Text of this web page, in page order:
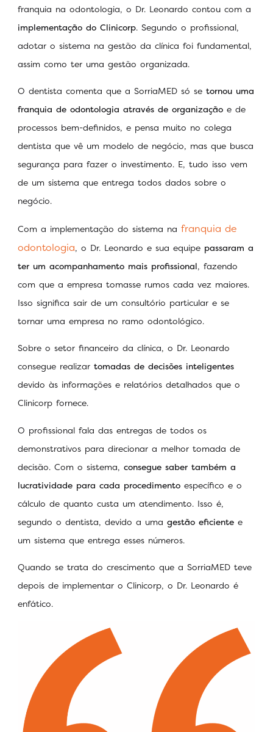
franquia na odontologia, o Dr. Leonardo contou com a
implementação do Clinicorp. Segundo o profissional,
adotar o sistema na gestão da clínica foi fundamental,
assim como ter uma gestão organizada.
O dentista comenta que a SorriaMED só se tornou uma
franquia de odontologia através de organização e de
processos bem-definidos, e pensa muito no colega
dentista que vê um modelo de negócio, mas que busca
segurança para fazer o investimento. E, tudo isso vem
de um sistema que entrega todos dados sobre o
negócio.
Com a implementação do sistema na franquia de
odontologia, o Dr. Leonardo e sua equipe passaram a
ter um acompanhamento mais profissional, fazendo
com que a empresa tomasse rumos cada vez maiores.
Isso significa sair de um consultório particular e se
tornar uma empresa no ramo odontológico.
Sobre o setor financeiro da clínica, o Dr. Leonardo
consegue realizar tomadas de decisões inteligentes
devido às informações e relatórios detalhados que o
Clinicorp fornece.
O profissional fala das entregas de todos os
demonstrativos para direcionar a melhor tomada de
decisão. Com o sistema, consegue saber também a
lucratividade para cada procedimento específico e o
cálculo de quanto custa um atendimento. Isso é,
segundo o dentista, devido a uma gestão eficiente e
um sistema que entrega esses números.
Quando se trata do crescimento que a SorriaMED teve
depois de implementar o Clinicorp, o Dr. Leonardo é
enfático.